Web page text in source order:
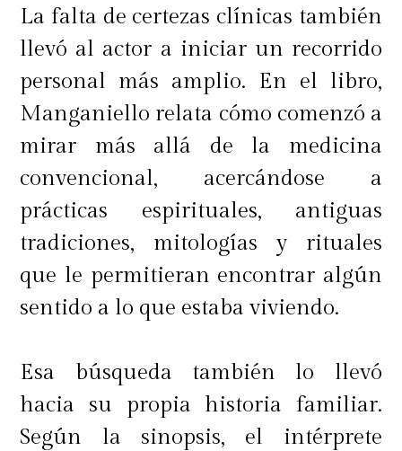
La falta de certezas clínicas también
llevó al actor a iniciar un recorrido
personal más amplio. En el libro,
Manganiello relata cómo comenzó a
mirar más allá de la medicina
convencional, acercándose a
prácticas espirituales, antiguas
tradiciones, mitologías y rituales
que le permitieran encontrar algún
sentido a lo que estaba viviendo.
Esa búsqueda también lo llevó
hacia su propia historia familiar.
Según la sinopsis, el intérprete